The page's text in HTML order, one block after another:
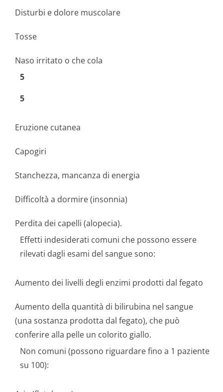
Disturbi e dolore muscolare
Tosse
Naso irritato o che cola
5
5
Eruzione cutanea
Capogiri
Stanchezza, mancanza di energia
Difficoltà a dormire (insonnia)
Perdita dei capelli (alopecia).
Effetti indesiderati comuni che possono essere
rilevati dagli esami del sangue sono:
Aumento dei livelli degli enzimi prodotti dal fegato
Aumento della quantità di bilirubina nel sangue
(una sostanza prodotta dal fegato), che può
conferire alla pelle un colorito giallo.
Non comuni (possono riguardare fino a 1 paziente
su 100):